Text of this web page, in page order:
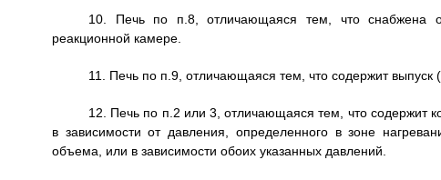
10. Печь по п.8, отличающаяся тем, что снабжена
реакционной камере.
11. Печь по п.9, отличающаяся тем, что содержит выпуск
12. Печь по п.2 или 3, отличающаяся тем, что содержит
в зависимости от давления, определенного в зоне
объема, или в зависимости обоих указанных давлений.